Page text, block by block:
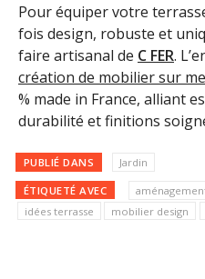
Pour équiper votre
fois design, robuste et
faire artisanal de C FER.
création de mobilier sur
% made in France, alliant
durabilité et finitions
PUBLIÉ DANS Jardin
ÉTIQUETÉ AVEC
idées terrasse
mobilier design